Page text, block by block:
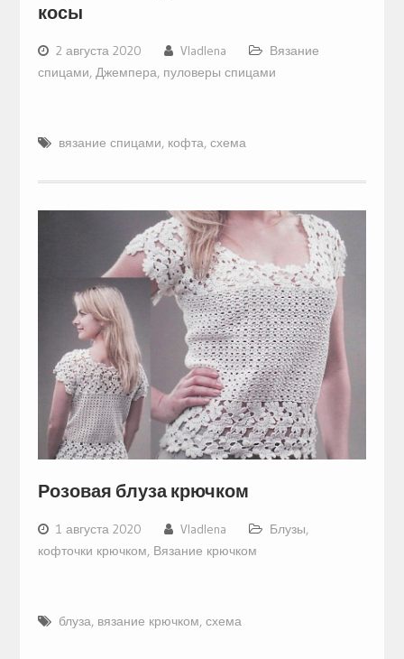
косы
2 августа 2020 Vladlena
Вязание
спицами, Джемпера, пуловеры спицами
вязание спицами, кофта, схема
Розовая блуза крючком
1 августа 2020 Vladlena
Блузы,
кофточки крючком, Вязание крючком
блуза, вязание крючком, схема